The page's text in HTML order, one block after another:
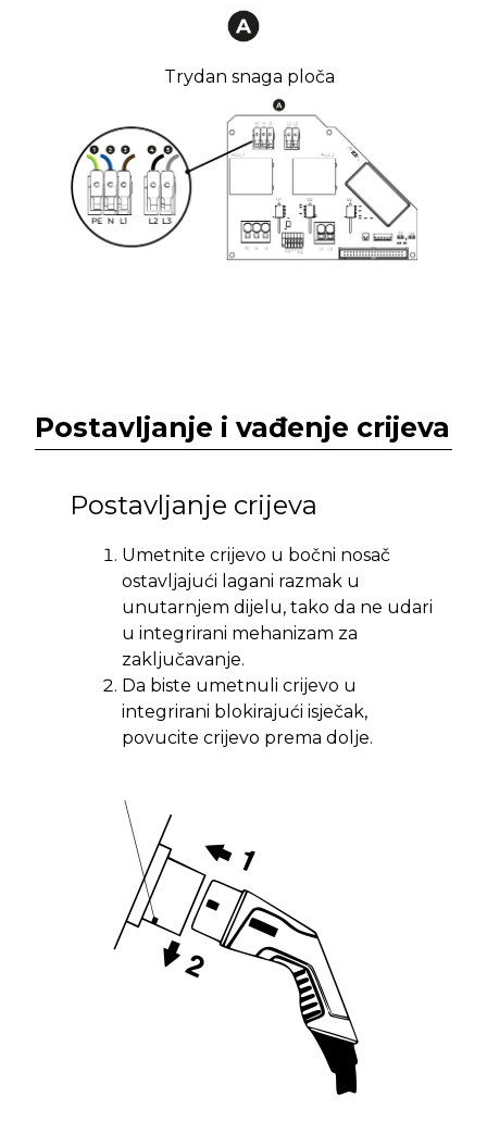
Trydan snaga ploča
Postavljanje i vađenje crijeva
Postavljanje crijeva
Umetnite crijevo u bočni nosač
ostavljajući lagani razmak u
unutarnjem dijelu, tako da ne udari
u integrirani mehanizam za
zaključavanje.
Da biste umetnuli crijevo u
integrirani blokirajući isječak,
povucite crijevo prema dolje.